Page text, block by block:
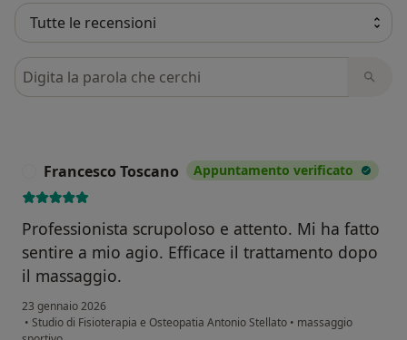
Cerca nelle recensioni
Francesco Toscano Appuntamento verificato
Professionista scrupoloso e attento. Mi ha fatto
sentire a mio agio. Efficace il trattamento dopo
il massaggio.
23 gennaio 2026
• Studio di Fisioterapia e Osteopatia Antonio Stellato • massaggio